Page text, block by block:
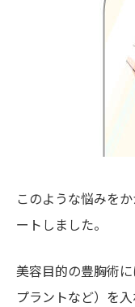
このような悩みを
ートしました。
美容目的の豊胸術
プラントなど）を